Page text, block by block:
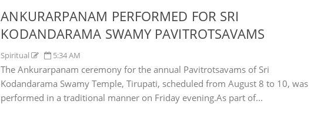
ANKURARPANAM PERFORMED FOR SRI
KODANDARAMA SWAMY PAVITROTSAVAMS
Spiritual 5:34 AM
The Ankurarpanam ceremony for the annual Pavitrotsavams of Sri
Kodandarama Swamy Temple, Tirupati, scheduled from August 8 to 10, was
performed in a traditional manner on Friday evening.As part of...